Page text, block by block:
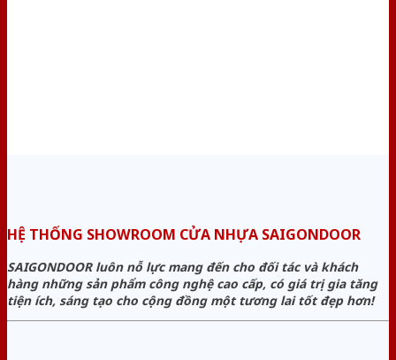
HỆ THỐNG SHOWROOM CỬA NHỰA SAIGONDOOR
SAIGONDOOR luôn nỗ lực mang đến cho đối tác và khách
hàng những sản phẩm công nghệ cao cấp, có giá trị gia tăng
tiện ích, sáng tạo cho cộng đồng một tương lai tốt đẹp hơn!